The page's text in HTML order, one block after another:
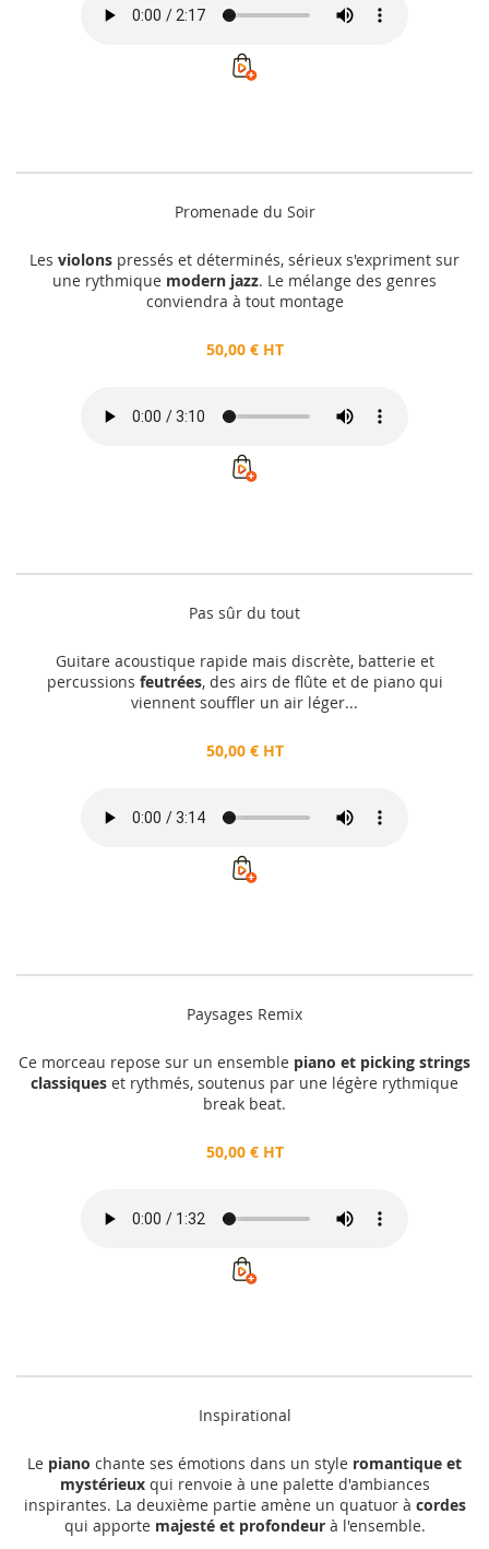
Promenade du Soir
Les violons pressés et déterminés, sérieux s'expriment sur
une rythmique modern jazz. Le mélange des genres
conviendra à tout montage
50,00 € HT
Pas sûr du tout
Guitare acoustique rapide mais discrète, batterie et
percussions feutrées, des airs de flûte et de piano qui
viennent souffler un air léger...
50,00 € HT
Paysages Remix
Ce morceau repose sur un ensemble piano et picking strings
classiques et rythmés, soutenus par une légère rythmique
break beat.
50,00 € HT
Inspirational
Le piano chante ses émotions dans un style romantique et
mystérieuxqui renvoie à une palette d'ambiances
inspirantes. La deuxième partie amène un quatuor à cordes
qui apporte majesté et profondeurà l'ensemble.